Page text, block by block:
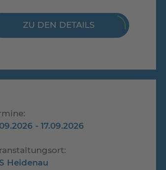
ZU DEN DETAILS
- 17.09.2026
Heidenau